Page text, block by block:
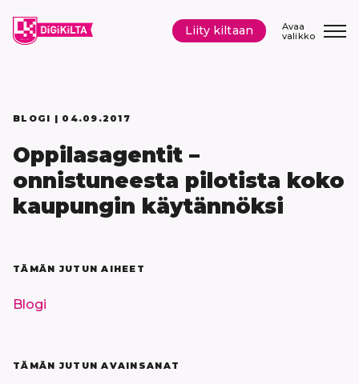
sisältöön
Avaa
valikko
Liity kiltaan
BLOGI | 04.09.2017
Oppilasagentit –
onnistuneesta pilotista koko
kaupungin käytännöksi
TÄMÄN JUTUN AIHEET
Blogi
TÄMÄN JUTUN AVAINSANAT